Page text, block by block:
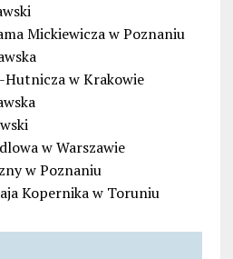
Mickiewicza w Poznaniu
Hutnicza w Krakowie
w Warszawie
w Poznaniu
Kopernika w Toruniu